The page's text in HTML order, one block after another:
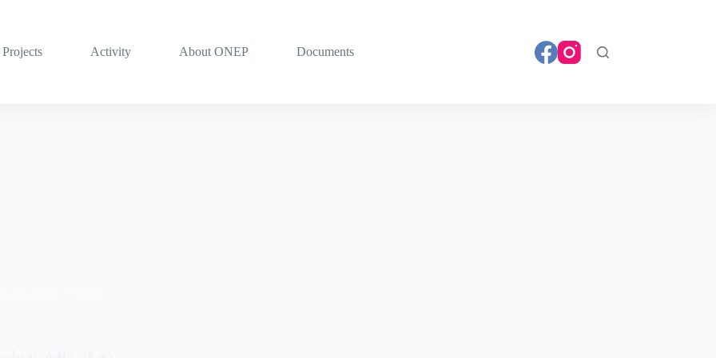
Projects Activity About ONEP Documents